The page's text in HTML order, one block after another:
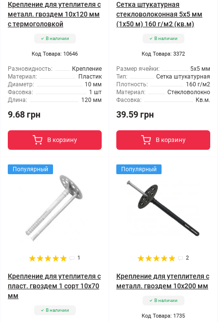
Крепление для утеплителя с
металл. гвоздем 10x120 мм
с термоголовкой
В наличии
Код Товара: 10646
Разновидность:
Крепление
Материал:
Пластик
Диаметр:
10 мм
Фасовка:
1 шт
Длина:
120 мм
9.68 грн
В корзину
Сетка штукатурная
стекловолоконная 5x5 мм
(1x50 м) 160 г/м2 (кв.м)
В наличии
Код Товара: 3372
Размер ячейки:
5x5 мм
Тип:
Сетка штукатурная
Плотность:
160 г/м2
Материал:
Стекловолокно
Фасовка:
Кв.м.
39.59 грн
В корзину
Популярный
1
Крепление для утеплителя с
пласт. гвоздем 1 сорт 10x70
мм
В наличии
Популярный
2
Крепление для утеплителя с
металл. гвоздем 10x200 мм
В наличии
Код Товара: 1735